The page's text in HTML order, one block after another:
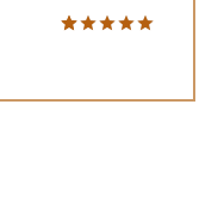
podstawie